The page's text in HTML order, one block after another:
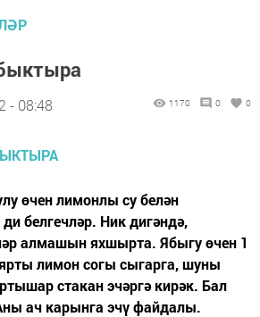
- 08:48 1170 0 0
өчен лимонлы су белән
белгечләр. Ник дигәндә,
алмашын яхшырта. Ябыгу өчен 1
лимон согы сыгарга, шуны
стакан эчәргә кирәк. Бал
ач карынга эчү файдалы.